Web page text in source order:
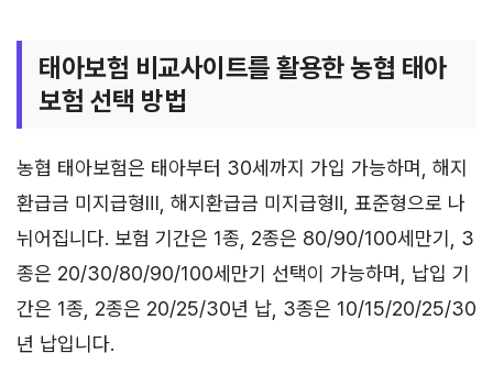
태아보험 비교사이트를 활용한 농협 태아
보험 선택 방법
농협 태아보험은 태아부터 30세까지 가입 가능하며, 해지
환급금 미지급형Ⅲ, 해지환급금 미지급형Ⅱ, 표준형으로 나
뉘어집니다. 보험 기간은 1종, 2종은 80/90/100세만기, 3
종은 20/30/80/90/100세만기 선택이 가능하며, 납입 기
간은 1종, 2종은 20/25/30년 납, 3종은 10/15/20/25/30
년 납입니다.